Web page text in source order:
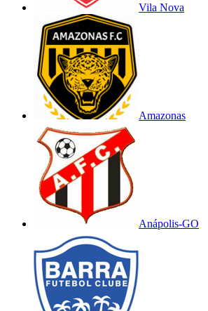
Vila Nova
Amazonas
Anápolis-GO